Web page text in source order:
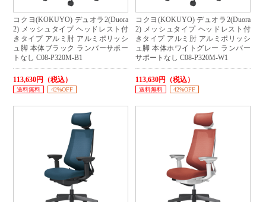
コクヨ(KOKUYO) デュオラ2(Duora
2) メッシュタイプ ヘッドレスト付
きタイプ アルミ肘 アルミポリッシ
ュ脚 本体ブラック ランバーサポー
トなし C08-P320M-B1
113,630円（税込）
送料無料 42%OFF
コクヨ(KOKUYO) デュオラ2(Duora
2) メッシュタイプ ヘッドレスト付
きタイプ アルミ肘 アルミポリッシ
ュ脚 本体ホワイトグレー ランバー
サポートなし C08-P320M-W1
113,630円（税込）
送料無料 42%OFF